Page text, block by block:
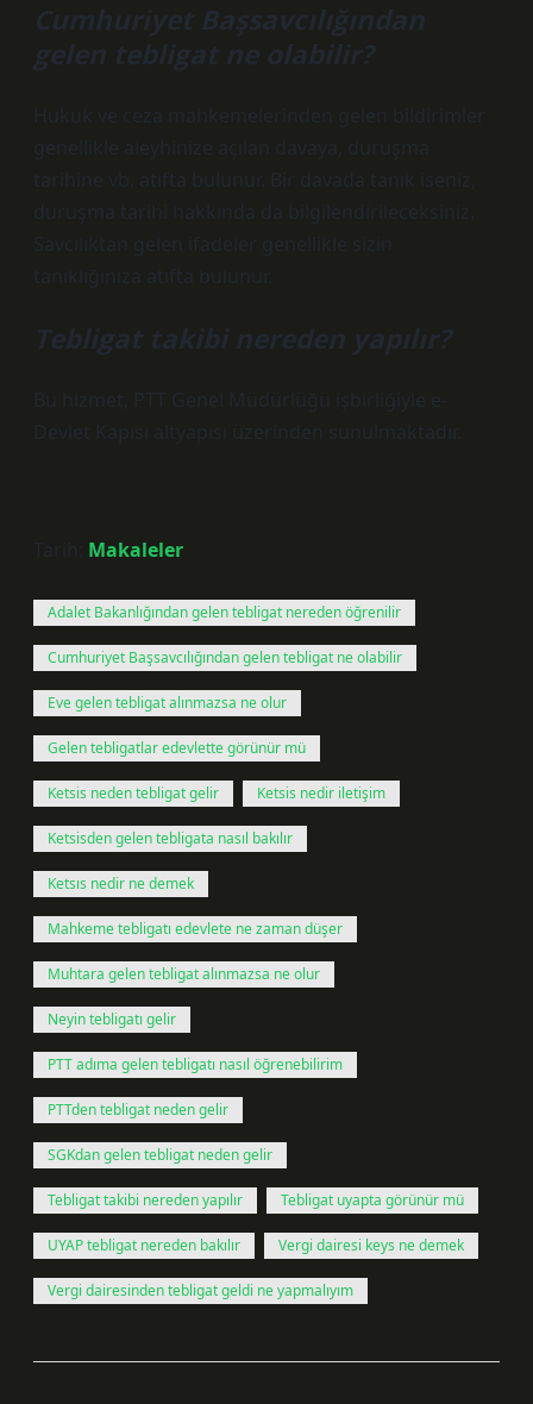
Cumhuriyet Başsavcılığından
gelen tebligat ne olabilir?
Hukuk ve ceza mahkemelerinden gelen bildirimler
genellikle aleyhinize açılan davaya, duruşma
tarihine vb. atıfta bulunur. Bir davada tanık iseniz,
duruşma tarihi hakkında da bilgilendirileceksiniz.
Savcılıktan gelen ifadeler genellikle sizin
tanıklığınıza atıfta bulunur.
Tebligat takibi nereden yapılır?
Bu hizmet, PTT Genel Müdürlüğü işbirliğiyle e-
Devlet Kapısı altyapısı üzerinden sunulmaktadır.
Tarih: Makaleler
Adalet Bakanlığından gelen tebligat nereden öğrenilir
Cumhuriyet Başsavcılığından gelen tebligat ne olabilir
Eve gelen tebligat alınmazsa ne olur
Gelen tebligatlar edevlette görünür mü
Ketsis neden tebligat gelir Ketsis nedir iletişim
Ketsisden gelen tebligata nasıl bakılır
Ketsıs nedir ne demek
Mahkeme tebligatı edevlete ne zaman düşer
Muhtara gelen tebligat alınmazsa ne olur
Neyin tebligatı gelir
PTT adıma gelen tebligatı nasıl öğrenebilirim
PTTden tebligat neden gelir
SGKdan gelen tebligat neden gelir
Tebligat takibi nereden yapılır Tebligat uyapta görünür mü
UYAP tebligat nereden bakılır Vergi dairesi keys ne demek
Vergi dairesinden tebligat geldi ne yapmalıyım